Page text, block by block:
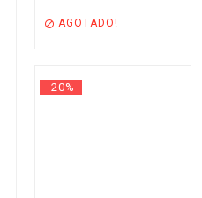
 AGOTADO!
-20%